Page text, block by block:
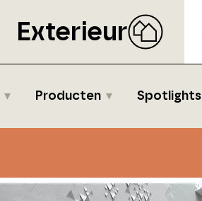
Exterieur
Producten Spotlights